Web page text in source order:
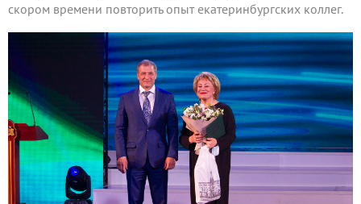
скором времени повторить опыт екатеринбургских коллег.